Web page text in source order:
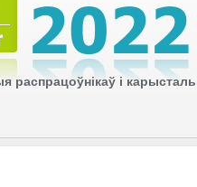
распрацоўнікаў і